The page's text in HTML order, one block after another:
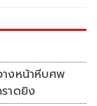
างหน้าหีบศพ
าดยิง